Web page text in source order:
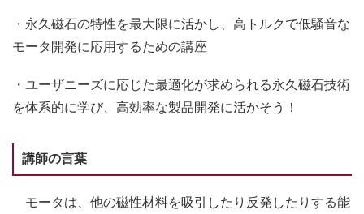
・永久磁石の特性を最大限に活かし、高トルクで低騒音な
モータ開発に応用するための講座
・ユーザニーズに応じた最適化が求められる永久磁石技術
を体系的に学び、高効率な製品開発に活かそう！
講師の言葉
モータは、他の磁性材料を吸引したり反発したりする能